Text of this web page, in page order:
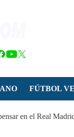
FÚTBOL
en el Real